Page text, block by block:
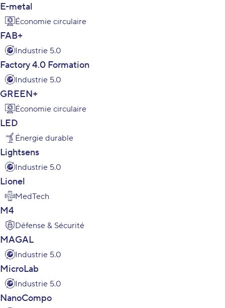
E-metal
Économie circulaire
FAB+
Industrie 5.0
Factory 4.0 Formation
Industrie 5.0
GREEN+
Économie circulaire
LED
Énergie durable
Lightsens
Industrie 5.0
Lionel
MedTech
M4
Défense & Sécurité
MAGAL
Industrie 5.0
MicroLab
Industrie 5.0
NanoCompo